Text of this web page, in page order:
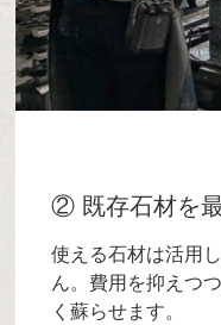
② 既存石材を
使える石材は活用
ん。費用を抑えつ
く蘇らせます。